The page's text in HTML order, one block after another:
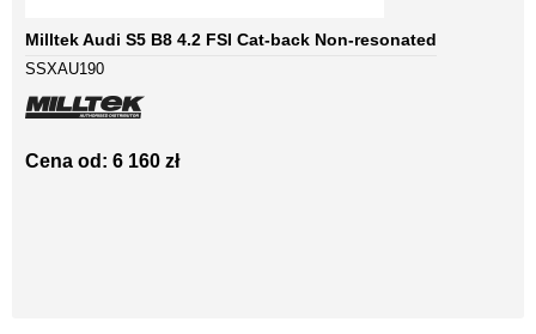
Milltek Audi S5 B8 4.2 FSI Cat-back Non-resonated
SSXAU190
Cena od: 6 160 zł